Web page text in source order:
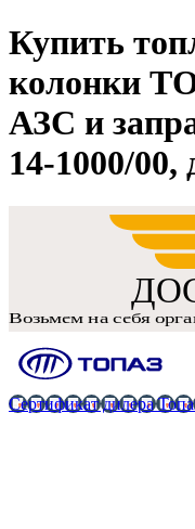
Купить
колонки
АЗС и
14-1000/
Сертификат дилера